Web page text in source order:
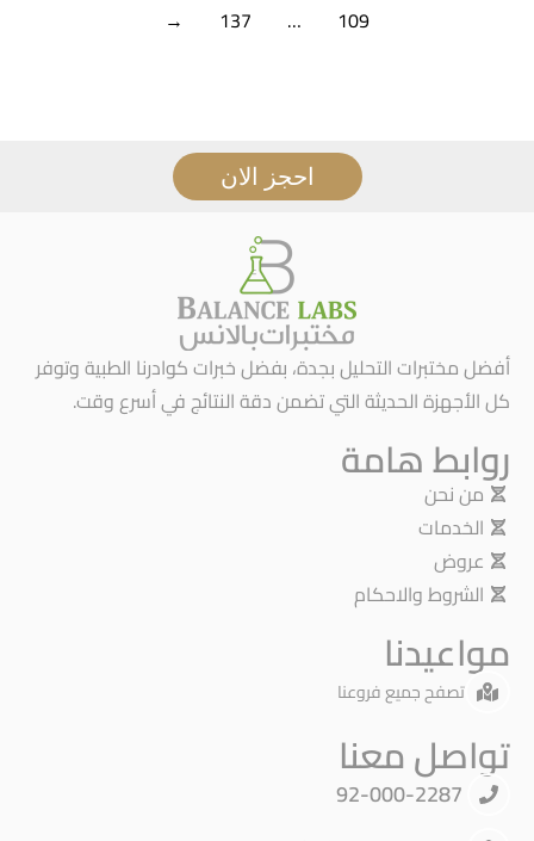
109
…
137
→
احجز الان
أفضل مختبرات التحليل بجدة، بفضل خبرات كوادرنا الطبية وتوفر
كل الأجهزة الحديثة التي تضمن دقة النتائج في أسرع وقت.
روابط هامة
من نحن
الخدمات
عروض
الشروط والاحكام
مواعيدنا
تصفح جميع فروعنا
تواصل معنا